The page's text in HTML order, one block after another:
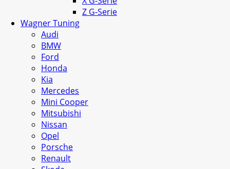
Z G-Serie
Wagner Tuning
Audi
BMW
Ford
Honda
Kia
Mercedes
Mini Cooper
Mitsubishi
Nissan
Opel
Porsche
Renault